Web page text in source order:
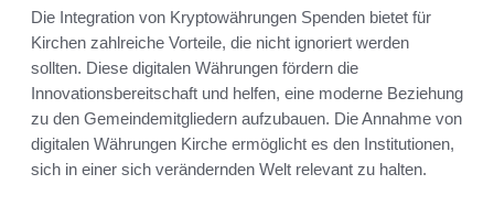
Die Integration von Kryptowährungen Spenden bietet für
Kirchen zahlreiche Vorteile, die nicht ignoriert werden
sollten. Diese digitalen Währungen fördern die
Innovationsbereitschaft und helfen, eine moderne Beziehung
zu den Gemeindemitgliedern aufzubauen. Die Annahme von
digitalen Währungen Kirche ermöglicht es den Institutionen,
sich in einer sich verändernden Welt relevant zu halten.